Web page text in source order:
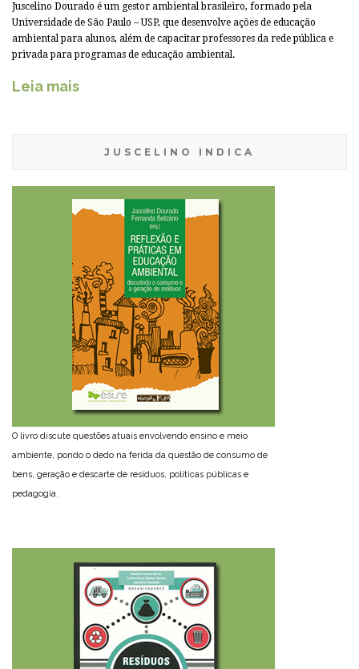
Juscelino Dourado é um gestor ambiental brasileiro, formado pela
Universidade de São Paulo – USP, que desenvolve ações de educação
ambiental para alunos, além de capacitar professores da rede pública e
privada para programas de educação ambiental.
Leia mais
JUSCELINO INDICA
O livro discute questões atuais envolvendo ensino e meio
ambiente, pondo o dedo na ferida da questão de consumo de
bens, geração e descarte de resíduos, políticas públicas e
pedagogia.